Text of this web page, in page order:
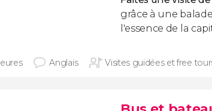
grâce à une
l'essence de la
Anglais Visites guidées et free